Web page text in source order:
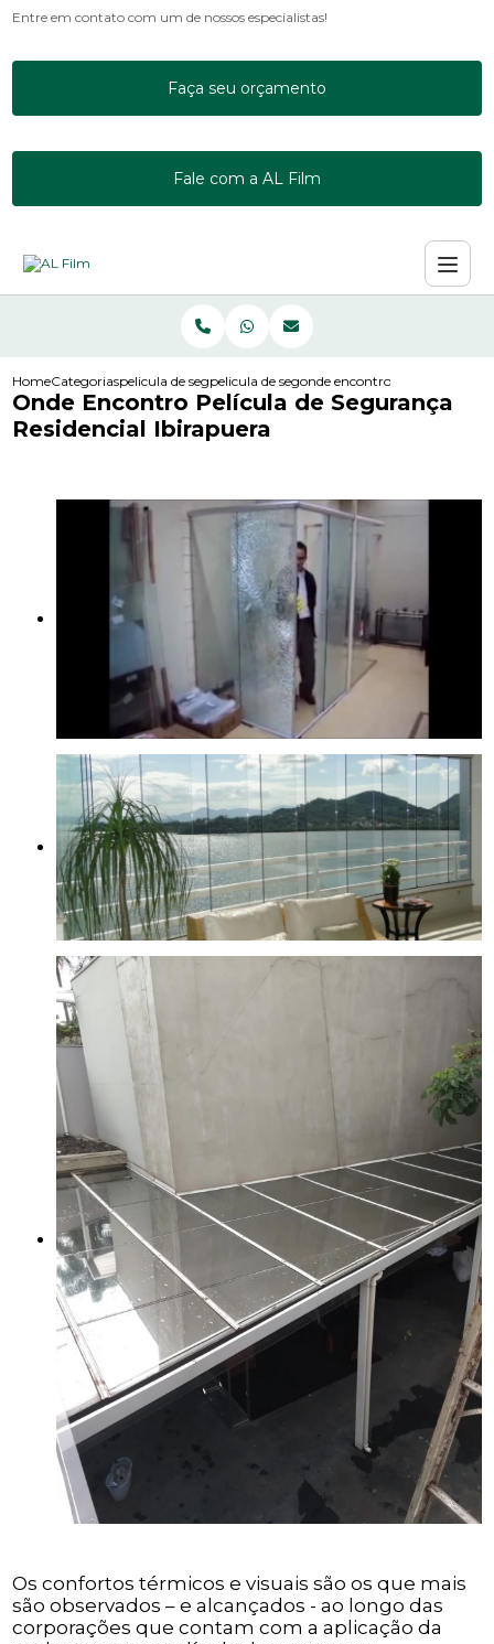
Entre em contato com um de nossos especialistas!
Faça seu orçamento
Fale com a AL Film
HomeCategoriaspelicula de segurancapelicula de seguranca de vidro para empresa
onde encontro pelicula de
Onde Encontro Película de Segurança
Residencial Ibirapuera
Os confortos térmicos e visuais são os que mais
são observados – e alcançados - ao longo das
corporações que contam com a aplicação da